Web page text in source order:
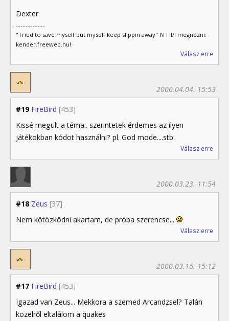
Dexter
"Tried to save myself but myself keep slippin away" I\I I II/I megnézni:
kender.freeweb.hu!
Válasz erre
#19 FireBird [453]
2000.04.04. 15:53
Kissé megült a téma.. szerintetek érdemes az ilyen
játékokban kódot használni? pl. God mode....stb.
Válasz erre
#18 Zeus [37]
2000.03.23. 11:54
Nem kötözködni akartam, de próba szerencse...
Válasz erre
#17 FireBird [453]
2000.03.16. 15:12
Igazad van Zeus... Mekkora a szemed Arcandzsel? Talán
közelről eltalálom a quakes